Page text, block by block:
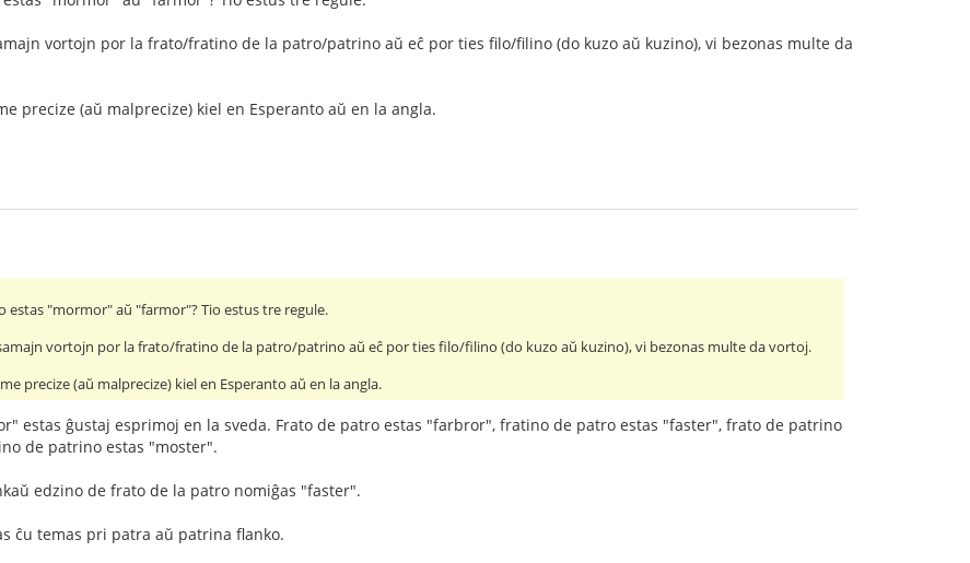
vortojn por la frato/fratino de la patro/patrino aŭ eĉ por ties filo/filino (do kuzo aŭ kuzino), vi bezonas multe da
precize (aŭ malprecize) kiel en Esperanto aŭ en la angla.
estas "mormor" aŭ "farmor"? Tio estus tre regule.
vortojn por la frato/fratino de la patro/patrino aŭ eĉ por ties filo/filino (do kuzo aŭ kuzino), vi bezonas multe da vortoj.
precize (aŭ malprecize) kiel en Esperanto aŭ en la angla.
estas ĝustaj esprimoj en la sveda. Frato de patro estas "farbror", fratino de patro estas "faster", frato de patrino
de patrino estas "moster".
edzino de frato de la patro nomiĝas "faster".
ĉu temas pri patra aŭ patrina flanko.